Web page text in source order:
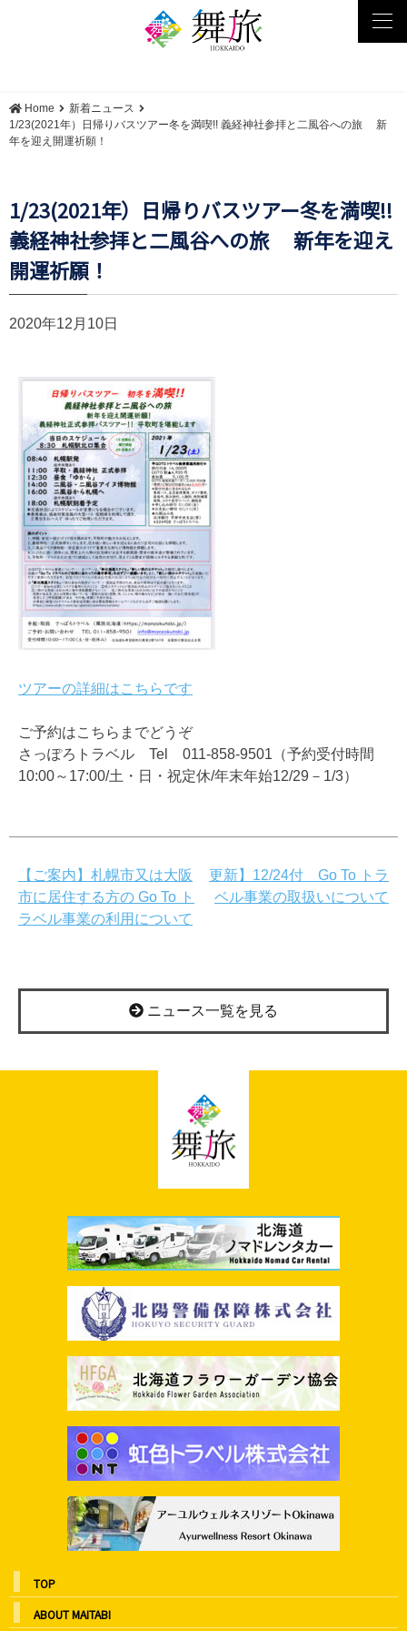
Home
新着ニュース
1/23(2021年）日帰りバスツアー冬を満喫!! 義経神社参拝と二風谷への旅 新
年を迎え開運祈願！
1/23(2021年）日帰りバスツアー冬を満喫!!
義経神社参拝と二風谷への旅 新年を迎え
開運祈願！
2020年12月10日
ツアーの詳細はこちらです
ご予約はこちらまでどうぞ
さっぽろトラベル Tel 011-858-9501（予約受付時間
10:00～17:00/土・日・祝定休/年末年始12/29－1/3）
投
稿
ー
シ
【ご案内】札幌市又は大阪
市に居住する方の Go To ト
ラベル事業の利用について
更新】12/24付 Go To トラ
ベル事業の取扱いについて
ニュース一覧を見る
TOP
ABOUT MAITABI